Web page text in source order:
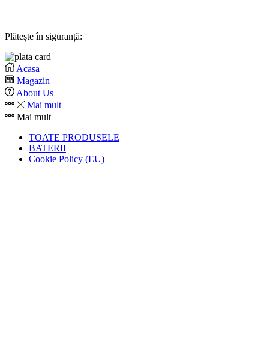
Plătește în siguranță:
Acasa
Magazin
About Us
Mai mult
Mai mult
TOATE PRODUSELE
BATERII
Cookie Policy (EU)